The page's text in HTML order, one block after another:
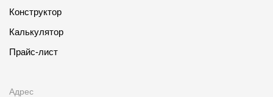
Конструктор
Калькулятор
Прайс-лист
Адрес